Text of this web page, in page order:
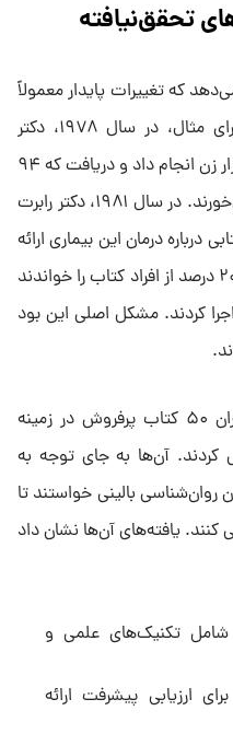
تحقق‌نیافته
که تغییرات پایدار معمولاً
از مسیر دیگری حاصل می‌شوند. برای مثال، در سال ۱۹۷۸، دکتر
ریچارد استوارت تحقیقی روی ۲۵ هزار زن انجام داد و دریافت که ۹۴
درصد از رژیم‌های غذایی شکست می‌خورند. در سال ۱۹۸۱، دکتر رابرت
درباره درمان این بیماری ارائه
کرد. اما نتایج ناامیدکننده بود: تنها ۲۰ درصد از افراد کتاب را خواندند
را اجرا کردند. مشکل اصلی این بود
در سال ۲۰۰۸، گروهی از پژوهشگران ۵۰ کتاب پرفروش در زمینه
کردند. آن‌ها به جای توجه به
بالینی خواستند تا
کنند. یافته‌های آن‌ها نشان داد
شامل تکنیک‌های علمی و
برای ارزیابی پیشرفت ارائه